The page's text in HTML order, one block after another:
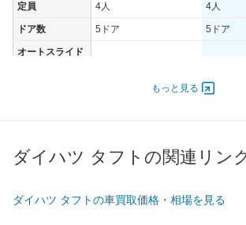
定員 4人 4人
ドア数 5ドア 5ドア
オートスライド
過給機 - -
前輪サイズ 165/65R15 81S 165/
もっと見る
ダイハツ タフトの関連リン
ダイハツ タフトの車買取価格・相場を見る